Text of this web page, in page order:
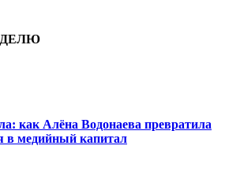
как Алёна Водонаева превратила
в медийный капитал